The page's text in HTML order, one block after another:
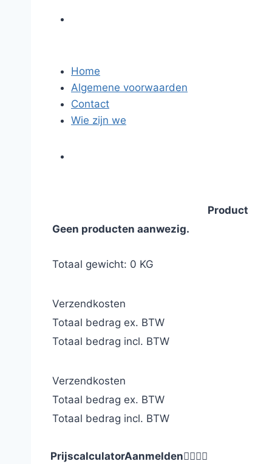
Home
Algemene voorwaarden
Contact
Wie zijn we
Product
Geen producten aanwezig.
Totaal gewicht: 0 KG
Verzendkosten
Totaal bedrag ex. BTW
Totaal bedrag incl. BTW
Verzendkosten
Totaal bedrag ex. BTW
Totaal bedrag incl. BTW
PrijscalculatorAanmelden